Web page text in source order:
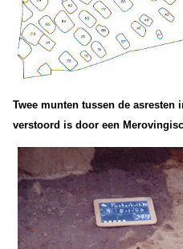
Twee munten tussen de asresten
verstoord is door een